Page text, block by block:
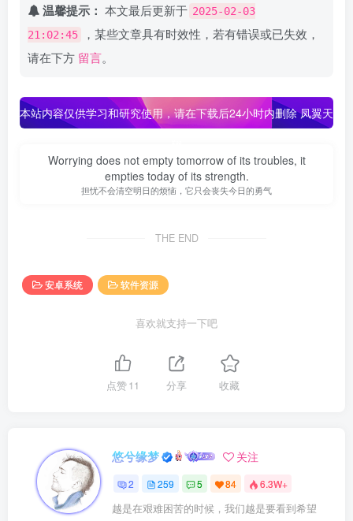
温馨提示： 本文最后更新于 2025-02-03
21:02:45
，某些文章具有时效性，若有错误或已失效，
请在下方 留言。
本站内容仅供学习和研究使用，请在下载后24小时内删除凤翼天
Worrying does not empty tomorrow of its troubles, it
empties today of its strength.
担忧不会清空明日的烦恼，它只会丧失今日的勇气
THE END
安卓系统 软件资源
喜欢就支持一下吧
点赞11 分享 收藏
悠兮缘梦 关注
2 259 5 84 6.3W+
越是在艰难困苦的时候，我们越是要看到希望